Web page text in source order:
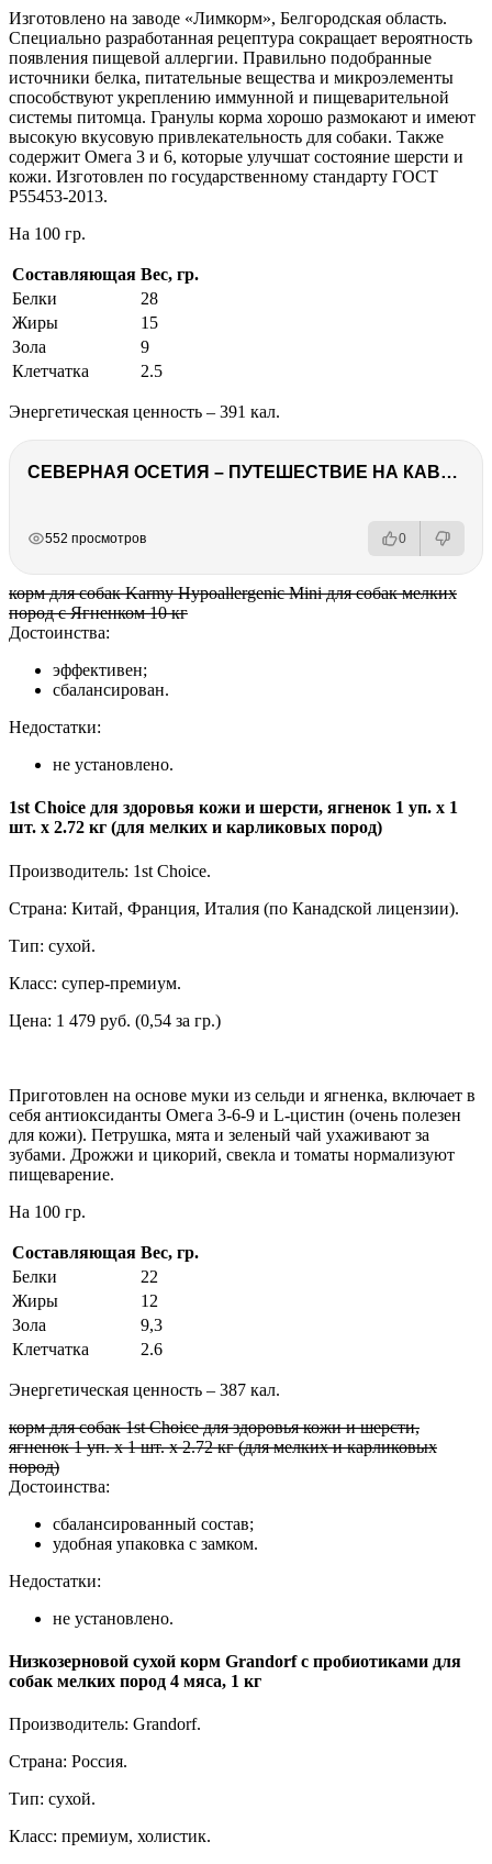
Изготовлено на заводе «Лимкорм», Белгородская область.
Специально разработанная рецептура сокращает вероятность
появления пищевой аллергии. Правильно подобранные
источники белка, питательные вещества и микроэлементы
способствуют укреплению иммунной и пищеварительной
системы питомца. Гранулы корма хорошо размокают и имеют
высокую вкусовую привлекательность для собаки. Также
содержит Омега 3 и 6, которые улучшат состояние шерсти и
кожи. Изготовлен по государственному стандарту ГОСТ
Р55453-2013.
На 100 гр.
Составляющая Вес, гр.
Белки
28
Жиры
15
Зола
9
Клетчатка
2.5
Энергетическая ценность – 391 кал.
СЕВЕРНАЯ ОСЕТИЯ – ПУТЕШЕСТВИЕ НА КАВКАЗ часть 4
552 просмотров 0
корм для собак Karmy Hypoallergenic Mini для собак мелких
пород с Ягненком 10 кг
Достоинства:
эффективен;
сбалансирован.
Недостатки:
не установлено.
1st Choice для здоровья кожи и шерсти, ягненок 1 уп. х 1
шт. х 2.72 кг (для мелких и карликовых пород)
Производитель: 1st Choice.
Страна: Китай, Франция, Италия (по Канадской лицензии).
Тип: сухой.
Класс: супер-премиум.
Цена: 1 479 руб. (0,54 за гр.)
Приготовлен на основе муки из сельди и ягненка, включает в
себя антиоксиданты Омега 3-6-9 и L-цистин (очень полезен
для кожи). Петрушка, мята и зеленый чай ухаживают за
зубами. Дрожжи и цикорий, свекла и томаты нормализуют
пищеварение.
На 100 гр.
Составляющая Вес, гр.
Белки
22
Жиры
12
Зола
9,3
Клетчатка
2.6
Энергетическая ценность – 387 кал.
корм для собак 1st Choice для здоровья кожи и шерсти,
ягненок 1 уп. х 1 шт. х 2.72 кг (для мелких и карликовых
пород)
Достоинства:
сбалансированный состав;
удобная упаковка с замком.
Недостатки:
не установлено.
Низкозерновой сухой корм Grandorf с пробиотиками для
собак мелких пород 4 мяса, 1 кг
Производитель: Grandorf.
Страна: Россия.
Тип: сухой.
Класс: премиум, холистик.